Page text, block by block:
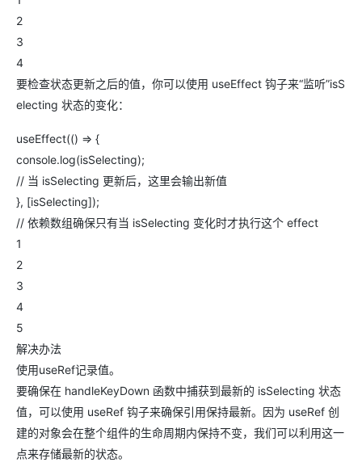
2
3
4
要检查状态更新之后的值，你可以使用 useEffect 钩子来“监听”isS
electing 状态的变化：
useEffect(() => {
console.log(isSelecting);
// 当 isSelecting 更新后，这里会输出新值
}, [isSelecting]);
// 依赖数组确保只有当 isSelecting 变化时才执行这个 effect
1
2
3
4
5
解决办法
使用useRef记录值。
要确保在 handleKeyDown 函数中捕获到最新的 isSelecting 状态
值，可以使用 useRef 钩子来确保引用保持最新。因为 useRef 创
建的对象会在整个组件的生命周期内保持不变，我们可以利用这一
点来存储最新的状态。